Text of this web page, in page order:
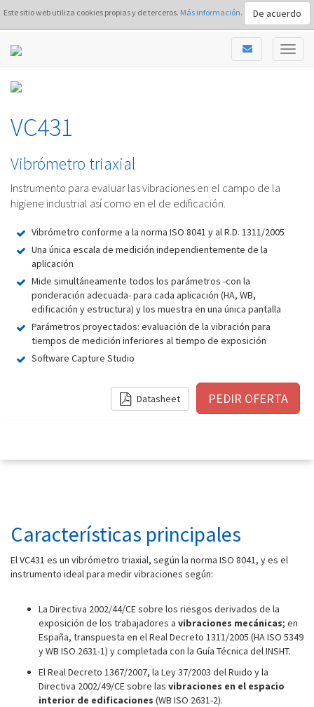
Este sitio web utiliza cookies propias y de terceros. Más información. De acuerdo
VC431
Vibrómetro triaxial
Instrumento para evaluar las vibraciones en el campo de la
higiene industrial así como en el de edificación.
Vibrómetro conforme a la norma ISO 8041 y al R.D. 1311/2005
Una única escala de medición independientemente de la
aplicación
Mide simultáneamente todos los parámetros -con la
ponderación adecuada- para cada aplicación (HA, WB,
edificación y estructura) y los muestra en una única pantalla
Parámetros proyectados: evaluación de la vibración para
tiempos de medición inferiores al tiempo de exposición
Software Capture Studio
Datasheet
Características principales
El VC431 es un vibrómetro triaxial, según la norma ISO 8041, y es el
instrumento ideal para medir vibraciones según:
La Directiva 2002/44/CE sobre los riesgos derivados de la
exposición de los trabajadores a vibraciones mecánicas; en
España, transpuesta en el Real Decreto 1311/2005 (HA ISO 5349
y WB ISO 2631-1) y completada con la Guía Técnica del INSHT.
El Real Decreto 1367/2007, la Ley 37/2003 del Ruido y la
Directiva 2002/49/CE sobre las vibraciones en el espacio
interior de edificaciones (WB ISO 2631-2).